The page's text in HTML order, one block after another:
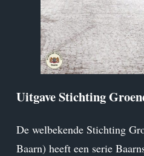
Uitgave Stichting
De welbekende Stichting
Baarn) heeft een serie